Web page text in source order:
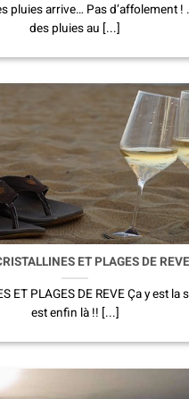
pluies arrive… Pas d’affolement !
des pluies au [...]
ET PLAGES DE REVE
ET PLAGES DE REVE Ça y est la
est enfin là !! [...]